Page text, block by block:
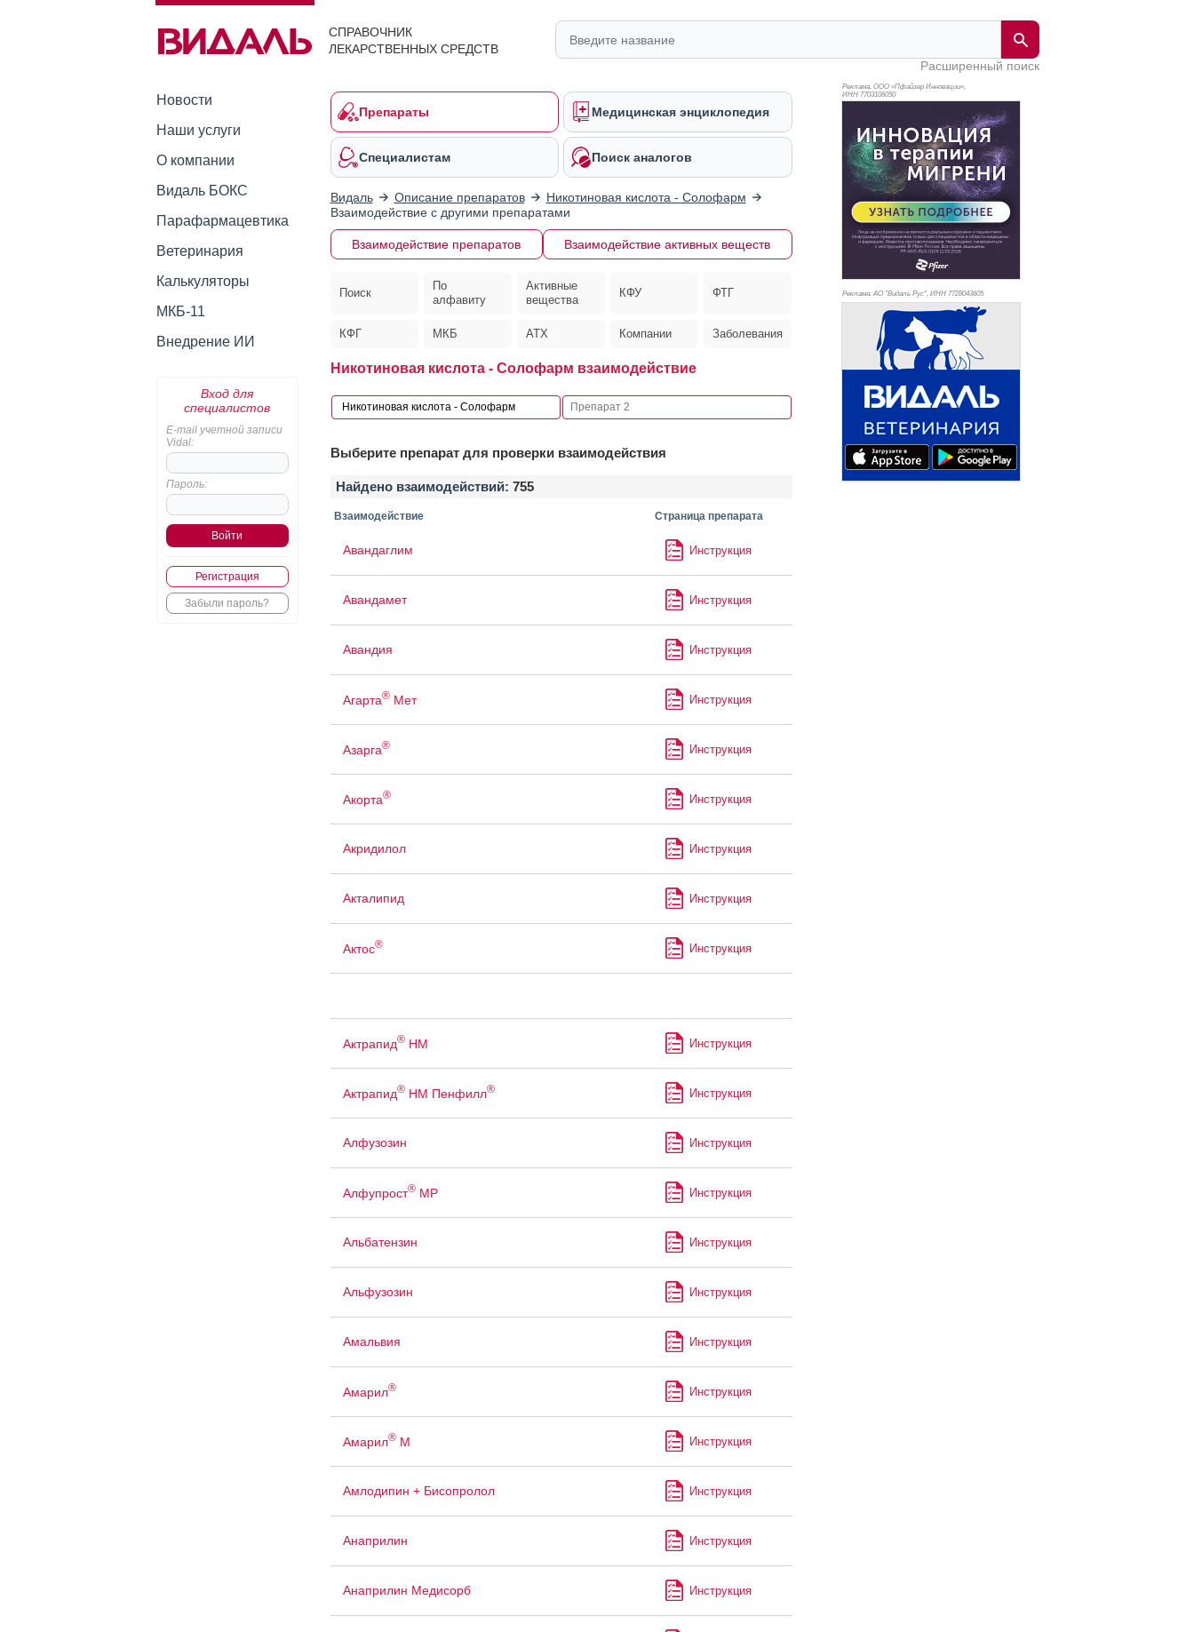
СПРАВОЧНИК
ЛЕКАРСТВЕННЫХ СРЕДСТВ
Расширенный поиск
Новости
Наши услуги
О компании
Видаль БОКС
Парафармацевтика
Ветеринария
Калькуляторы
МКБ-11
Внедрение ИИ
Вход для
специалистов
E-mail учетной записи
Vidal:
Пароль:
Регистрация
Забыли пароль?
Препараты Медицинская энциклопедия
Специалистам Поиск аналогов
Видаль Описание препаратов
Никотиновая кислота - Солофарм
Взаимодействие с другими препаратами
Взаимодействие препаратов Взаимодействие активных веществ
Поиск
По
алфавиту
Активные
вещества
КФУ ФТГ
КФГ МКБ АТХ Компании Заболевания
Никотиновая кислота - Солофарм взаимодействие
Выберите препарат для проверки взаимодействия
Найдено взаимодействий: 755
Взаимодействие Страница препарата
Авандаглим Инструкция
Авандамет Инструкция
Авандия Инструкция
Агарта®Мет Инструкция
Азарга® Инструкция
Акорта® Инструкция
Акридилол Инструкция
Акталипид Инструкция
Актос® Инструкция
Актрапид®НМ Инструкция
Актрапид®НМ Пенфилл® Инструкция
Алфузозин Инструкция
Алфупрост®МР Инструкция
Альбатензин Инструкция
Альфузозин Инструкция
Амальвия Инструкция
Амарил® Инструкция
Амарил®М Инструкция
Амлодипин + Бисопролол Инструкция
Анаприлин Инструкция
Анаприлин Медисорб Инструкция
Реклама. ООО «Пфайзер Инновации»,
ИНН 7703106050
Реклама. АО "Видаль Рус", ИНН 7728043605